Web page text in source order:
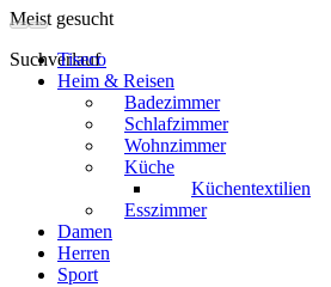
Meist gesucht
Suchverlauf
Tiseco
Heim & Reisen
Badezimmer
Schlafzimmer
Wohnzimmer
Küche
Küchentextilien
Esszimmer
Damen
Herren
Sport